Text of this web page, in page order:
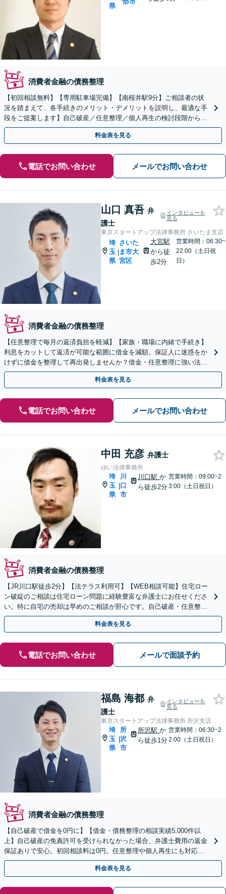
県
消費者金融の債務整理
【初回相談無料】【専用駐車場完備】【南桜井駅9分】ご相談者の状
況を踏まえて、各手続きのメリット・デメリットを説明し、最適な手
段をご提案します】自己破産／任意整理／個人再生の検討段階から親
身にサポートし、迅速な解決へ尽力【夜間・休日面談可】
料金表を見る
電話でお問い合わせ メールでお問い合わせ
山口 真吾 弁
護士
インタビューを
見る
東京スタートアップ法律事務所 さいたま支店
埼
玉
県
|
さいた
ま市大
宮区
大宮駅
から徒
歩2分
営業時間：06:30~
22:00（土日祝
日）
消費者金融の債務整理
【任意整理で毎月の返済負担を軽減】【家族・職場に内緒で手続き】
利息をカットして返済が可能な範囲に借金を減額。保証人に迷惑をか
けずに借金を整理して再出発しませんか？借金・任意整理に強い法律
事務所【実績5,000件以上】【財産を残して借金整理】
料金表を見る
電話でお問い合わせ メールでお問い合わせ
中田 充彦 弁護士
ゆい法律事務所
埼
玉
県
|
川
口
市
川口駅か
ら徒歩2分
営業時間：09:00~2
3:00（土日祝日）
消費者金融の債務整理
【JR川口駅徒歩2分】【法テラス利用可】【WEB相談可能】住宅ロー
ン破綻のご相談は住宅ローン問題に経験豊富な弁護士にお任せくださ
い。特に自宅の売却は早めのご相談が肝心です。自己破産・任意整理
等、依頼者様にとってより良い解決を追求します。
料金表を見る
電話でお問い合わせ メールで面談予約
福島 海都 弁
護士
インタビューを
見る
東京スタートアップ法律事務所 所沢支店
埼
玉
県
|
所
沢
市
所沢駅か
ら徒歩1分
営業時間：06:30~2
2:00（土日祝日）
消費者金融の債務整理
【自己破産で借金を0円に】【借金・債務整理の相談実績5,000件以
上】自己破産の免責許可を受けられなかった場合、弁護士費用の返金
保証ありで安心。初回相談料は0円。任意整理や個人再生にも対応
【土日祝日・夜間も相談受付】【費用の分割払い可】
料金表を見る